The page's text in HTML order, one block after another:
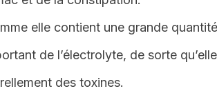
elle contient une grande
de l’électrolyte, de sorte
des toxines.